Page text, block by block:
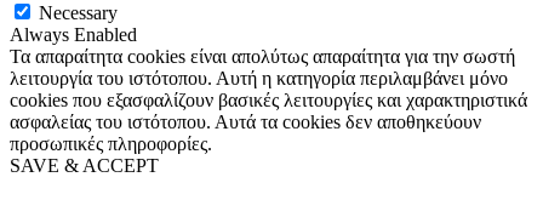
Necessary
Always Enabled
Τα απαραίτητα cookies είναι απολύτως απαραίτητα για την σωστή
λειτουργία του ιστότοπου. Αυτή η κατηγορία περιλαμβάνει μόνο
cookies που εξασφαλίζουν βασικές λειτουργίες και χαρακτηριστικά
ασφαλείας του ιστότοπου. Αυτά τα cookies δεν αποθηκεύουν
προσωπικές πληροφορίες.
SAVE & ACCEPT